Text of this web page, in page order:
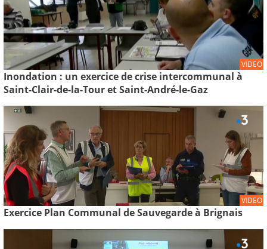
VIDEO
Inondation : un exercice de crise intercommunal à
Saint-Clair-de-la-Tour et Saint-André-le-Gaz
VIDEO
Exercice Plan Communal de Sauvegarde à Brignais